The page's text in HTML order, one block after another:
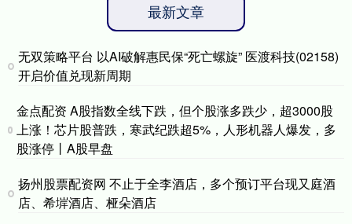
最新文章
无双策略平台 以AI破解惠民保“死亡螺旋” 医渡科技(02158)
开启价值兑现新周期
金点配资 A股指数全线下跌，但个股涨多跌少，超3000股
上涨！芯片股普跌，寒武纪跌超5%，人形机器人爆发，多
股涨停丨A股早盘
扬州股票配资网 不止于全李酒店，多个预订平台现又庭酒
店、希堓酒店、桠朵酒店